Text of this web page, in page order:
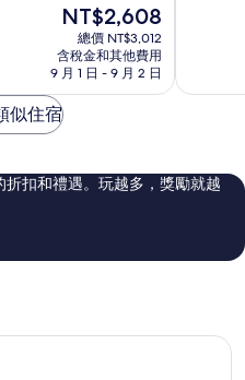
現
價
格
為
NT$2,608
NT$2,608
總價 NT$3,012
含稅金和其他費用
9 月 1 日 - 9 月 2 日
極
評
論
似住宿
扣和禮遇。玩越多，獎勵就越